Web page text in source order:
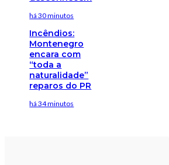
há 30 minutos
Incêndios:
Montenegro
encara com
“toda a
naturalidade”
reparos do PR
há 34 minutos